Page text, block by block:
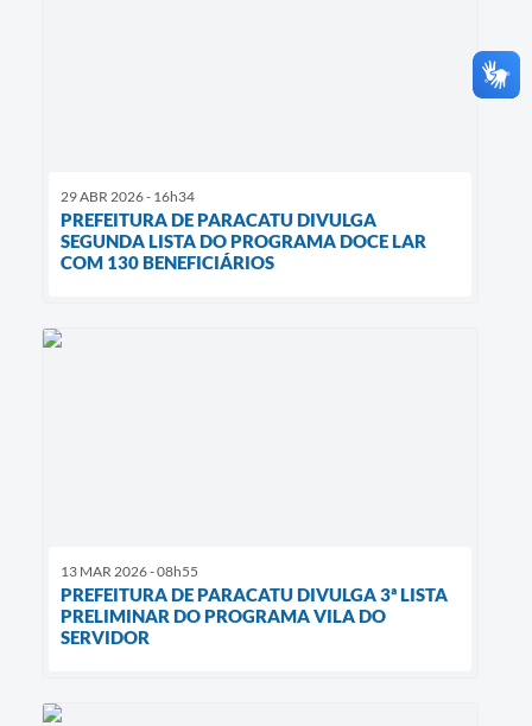
29 ABR 2026 - 16h34
PREFEITURA DE PARACATU DIVULGA
SEGUNDA LISTA DO PROGRAMA DOCE LAR
COM 130 BENEFICIÁRIOS
13 MAR 2026 - 08h55
PREFEITURA DE PARACATU DIVULGA 3ª LISTA
PRELIMINAR DO PROGRAMA VILA DO
SERVIDOR